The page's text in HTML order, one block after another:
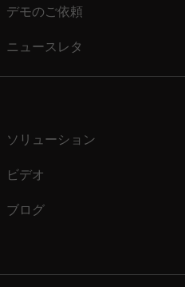
デモのご依頼
ニュースレタ
ソリューション
ビデオ
ブログ